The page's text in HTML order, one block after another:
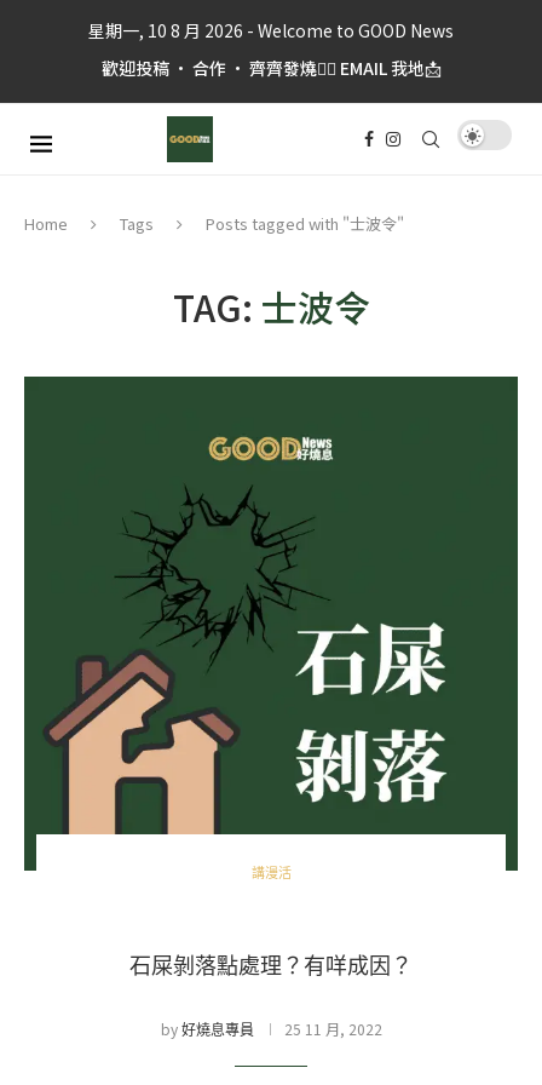
星期一, 10 8 月 2026 - Welcome to GOOD News
歡迎投稿 • 合作 • 齊齊發燒👉🏼 EMAIL 我地📩
Home Tags Posts tagged with "士波令"
TAG: 士波令
講漫活
石屎剝落點處理？有咩成因？
by好燒息專員 25 11 月, 2022